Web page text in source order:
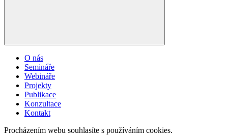
O nás
Semináře
Webináře
Projekty
Publikace
Konzultace
Kontakt
Procházením webu souhlasíte s používáním cookies.